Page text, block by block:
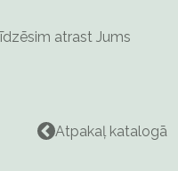
atrast Jums
Atpakaļ katalogā